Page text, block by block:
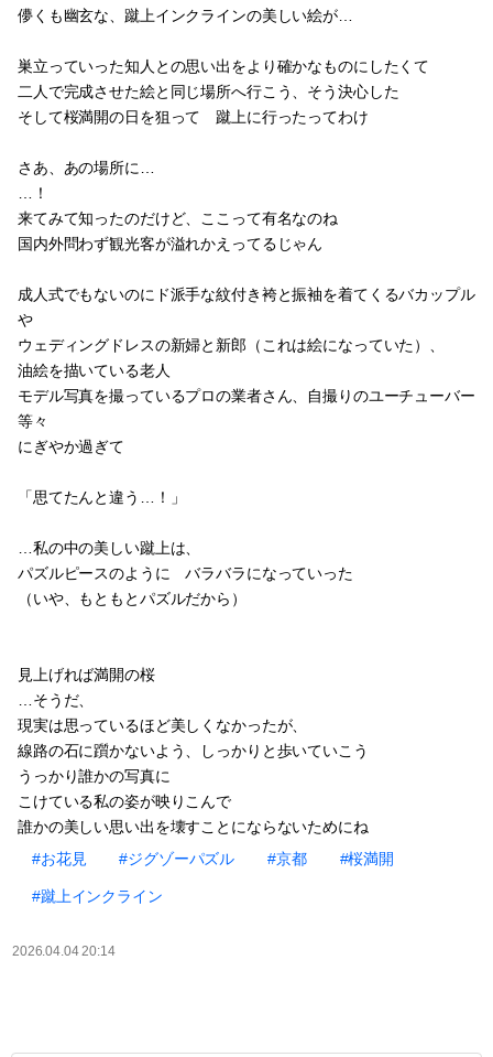
儚くも幽玄な、蹴上インクラインの美しい絵が…
巣立っていった知人との思い出をより確かなものにしたくて
二人で完成させた絵と同じ場所へ行こう、そう決心した
そして桜満開の日を狙って 蹴上に行ったってわけ
さあ、あの場所に…
…！
来てみて知ったのだけど、ここって有名なのね
国内外問わず観光客が溢れかえってるじゃん
成人式でもないのにド派手な紋付き袴と振袖を着てくるバカップル
や
ウェディングドレスの新婦と新郎（これは絵になっていた）、
油絵を描いている老人
モデル写真を撮っているプロの業者さん、自撮りのユーチューバー
等々
にぎやか過ぎて
「思てたんと違う…！」
…私の中の美しい蹴上は、
パズルピースのように バラバラになっていった
（いや、もともとパズルだから）
見上げれば満開の桜
…そうだ、
現実は思っているほど美しくなかったが、
線路の石に躓かないよう、しっかりと歩いていこう
うっかり誰かの写真に
こけている私の姿が映りこんで
誰かの美しい思い出を壊すことにならないためにね
#お花見
#ジグゾーパズル #京都 #桜満開
#蹴上インクライン
2026.04.04 20:14